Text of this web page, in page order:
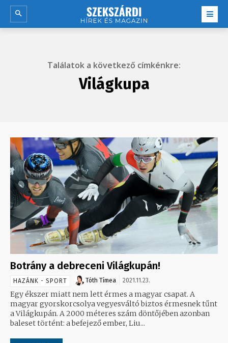
Találatok a következő címkénkre:
Világkupa
Botrány a debreceni Világkupán!
HAZÁNK - SPORT Tóth Tímea 2021.11.23.
Egy ékszer miatt nem lett érmes a magyar csapat. A
magyar gyorskorcsolya vegyesváltó biztos érmesnek tűnt
a Világkupán. A 2000 méteres szám döntőjében azonban
baleset történt: a befejező ember, Liu...